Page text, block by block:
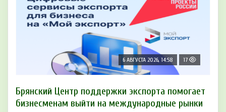
6 АВГУСТА 2026, 14:58 17
Брянский Центр поддержки экспорта помогает
бизнесменам выйти на международные рынки